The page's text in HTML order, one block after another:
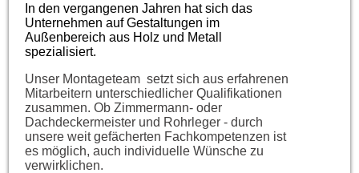
In den vergangenen Jahren hat sich das
Unternehmen auf Gestaltungen im
Außenbereich aus Holz und Metall
spezialisiert.
Unser Montageteam setzt sich aus erfahrenen
Mitarbeitern unterschiedlicher Qualifikationen
zusammen. Ob Zimmermann- oder
Dachdeckermeister und Rohrleger - durch
unsere weit gefächerten Fachkompetenzen ist
es möglich, auch individuelle Wünsche zu
verwirklichen.